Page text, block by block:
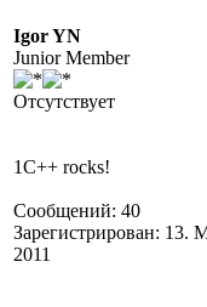
Igor YN
Junior Member
Отсутствует
1C++ rocks!
Сообщений: 40
Зарегистрирован: 13.
2011